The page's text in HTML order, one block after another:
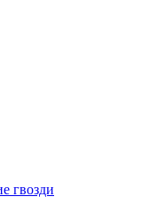
гвозди